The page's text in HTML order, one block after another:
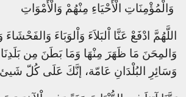
اللَّهُمَّ ادْفَعْ عَنَّا اْلبَلاَءَ وَاْلوَبَاءَ
وَالمِحَنَ مَا ظَهَرَ مِنْهَا وَمَا بَطَنَ مِن
وَسَائِرِ البُلْدَانِ عَامّة، إنَّكَ عَلَى كُلّ شَيئ